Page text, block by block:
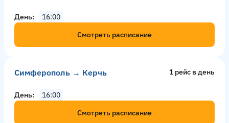
День
16:00
Смотреть расписание
Симферополь → Керчь 1 рейс в день
День
16:00
Смотреть расписание